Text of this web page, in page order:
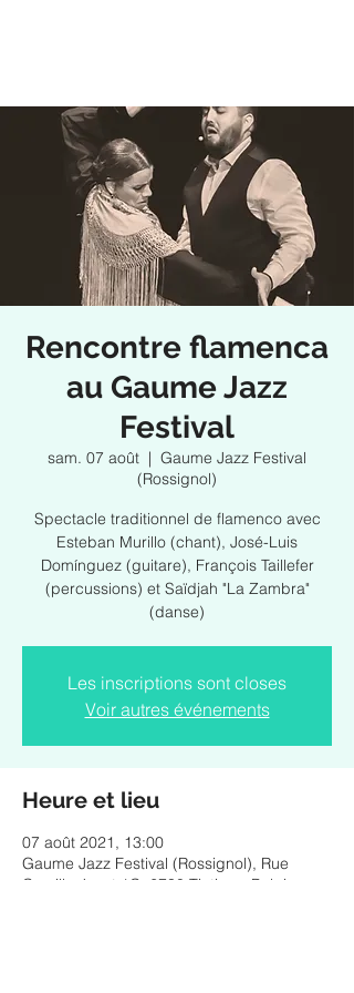
Rencontre flamenca
au Gaume Jazz
Festival
sam. 07 août
  |
Gaume Jazz Festival
(Rossignol)
Spectacle traditionnel de flamenco avec
Esteban Murillo (chant), José-Luis
Domínguez (guitare), François Taillefer
(percussions) et Saïdjah "La Zambra"
(danse)
Les inscriptions sont closes
Voir autres événements
Heure et lieu
07 août 2021, 13:00
Gaume Jazz Festival (Rossignol), Rue
Camille Joset 1C, 6730 Tintigny, Belgique